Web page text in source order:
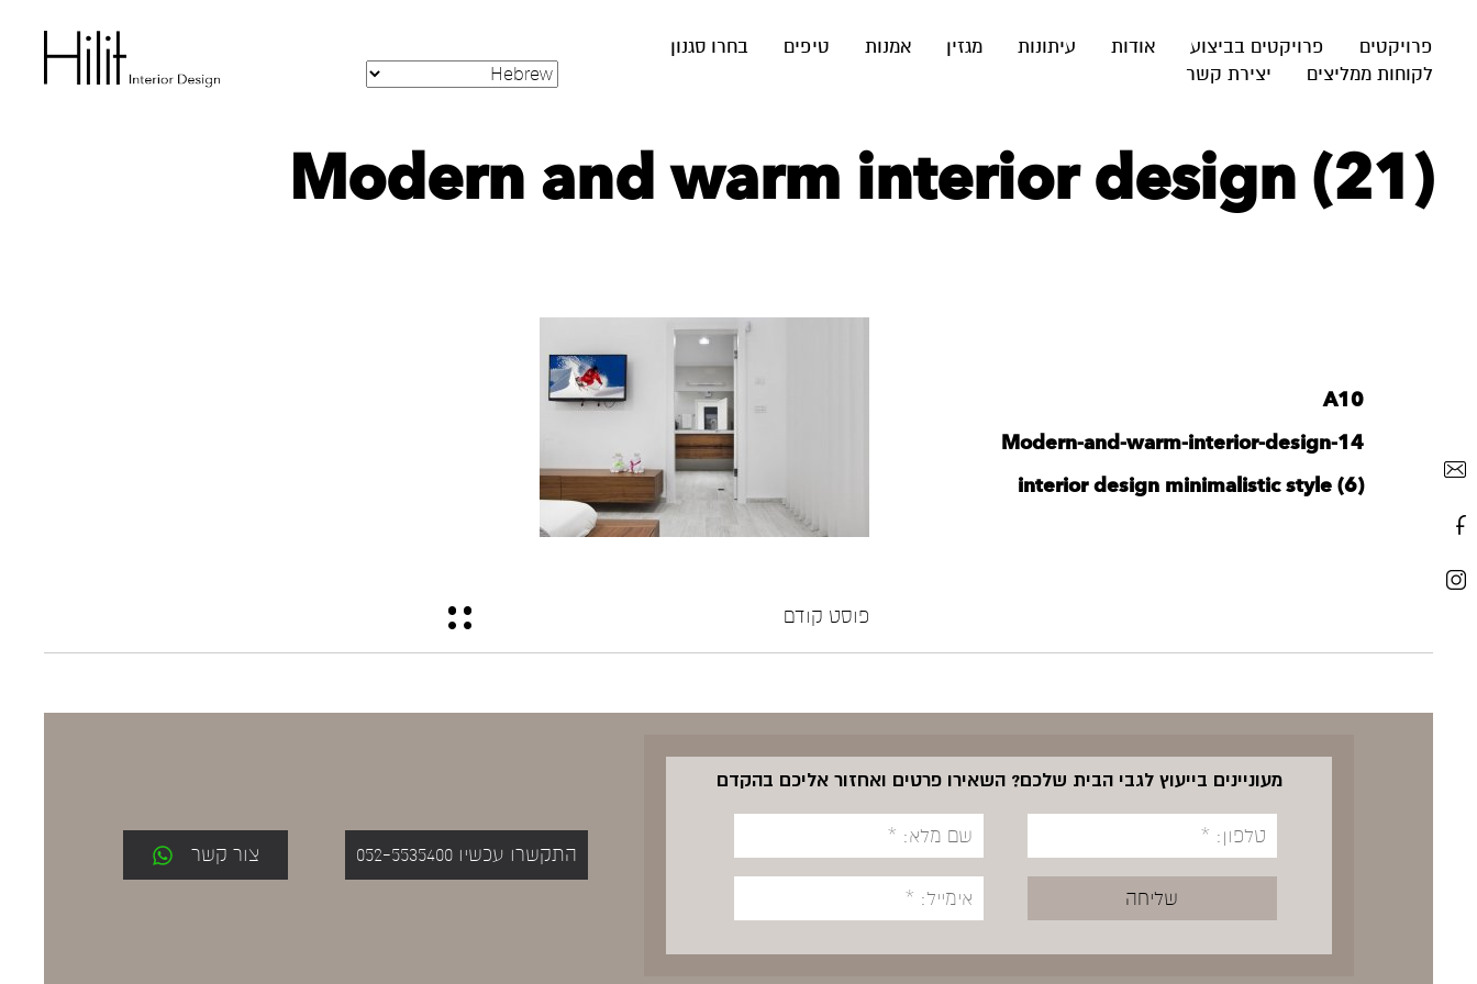
פרויקטים פרויקטים בביצוע אודות עיתונות מגזין אמנות טיפים
בחרו סגנון
לקוחות ממליצים
יצירת קשר
Modern and warm interior design (21)
A10
Modern-and-warm-interior-design-14
interior design minimalistic style (6)
פוסט קודם
מעוניינים בייעוץ לגבי הבית שלכם? השאירו פרטים ואחזור אליכם בהקדם
התקשרו עכשיו 052-5535400 צור קשר